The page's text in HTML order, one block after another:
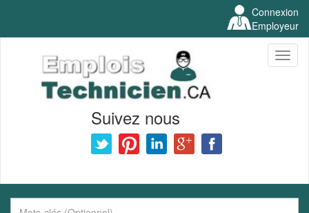
Connexion
Employeur
Suivez nous